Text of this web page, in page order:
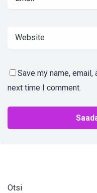
Save my name,
next time I comment.
Otsi